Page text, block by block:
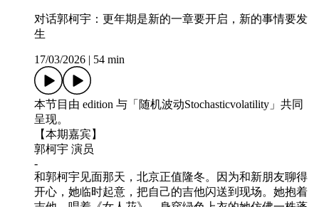
对话郭柯宇：更年期是新的一章要开启，新的事情要发
生
17/03/2026 54 min
本节目由 edition 与「随机波动Stochasticvolatility」共同
呈现。
【本期嘉宾】
郭柯宇 演员
-
和郭柯宇见面那天，北京正值隆冬。因为和新朋友聊得
开心，她临时起意，把自己的吉他闪送到现场。她抱着